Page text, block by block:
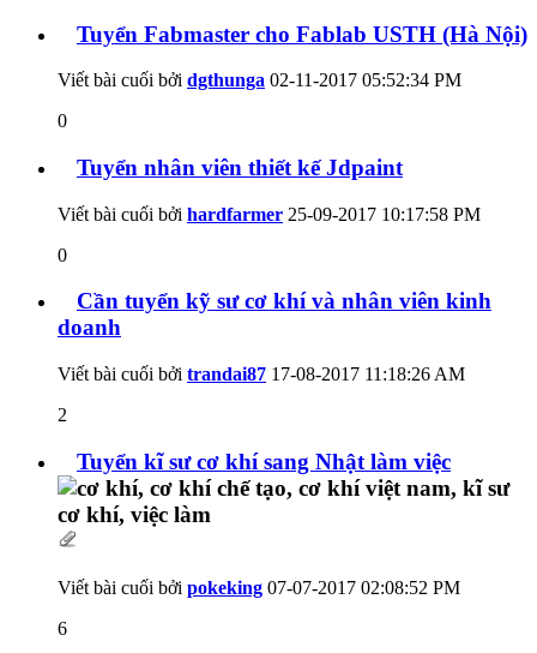
Tuyển Fabmaster cho Fablab USTH (Hà Nội)
Viết bài cuối bởi dgthunga 02-11-2017 05:52:34 PM
0
Tuyển nhân viên thiết kế Jdpaint
Viết bài cuối bởi hardfarmer 25-09-2017 10:17:58 PM
0
Cần tuyển kỹ sư cơ khí và nhân viên kinh
doanh
Viết bài cuối bởi trandai87 17-08-2017 11:18:26 AM
2
Tuyển kĩ sư cơ khí sang Nhật làm việc
Viết bài cuối bởi pokeking 07-07-2017 02:08:52 PM
6